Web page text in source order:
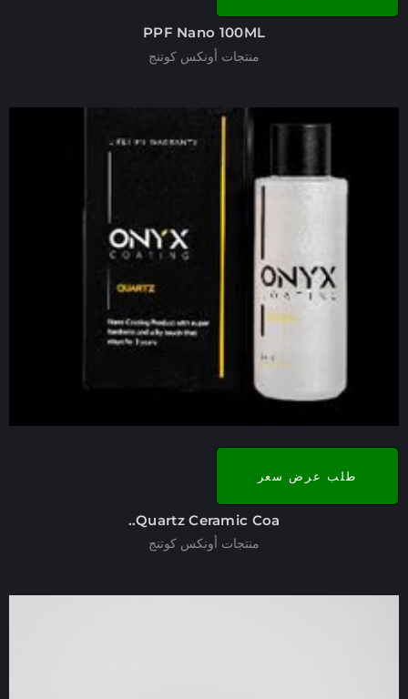
PPF Nano 100ML
منتجات أونكس كوتنج
طلب عرض سعر
Quartz Ceramic Coa..
منتجات أونكس كوتنج